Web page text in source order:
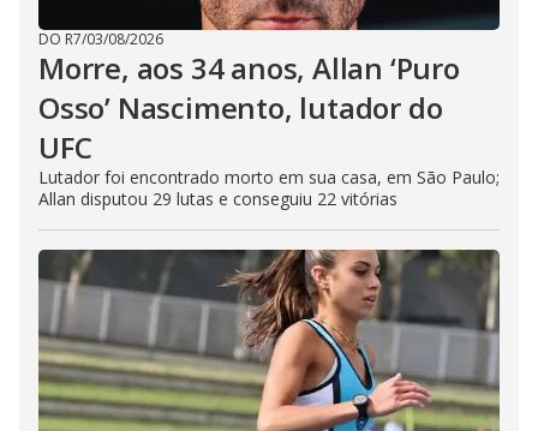
DO R7/03/08/2026
Morre, aos 34 anos, Allan ‘Puro
Osso’ Nascimento, lutador do
UFC
Lutador foi encontrado morto em sua casa, em São Paulo;
Allan disputou 29 lutas e conseguiu 22 vitórias